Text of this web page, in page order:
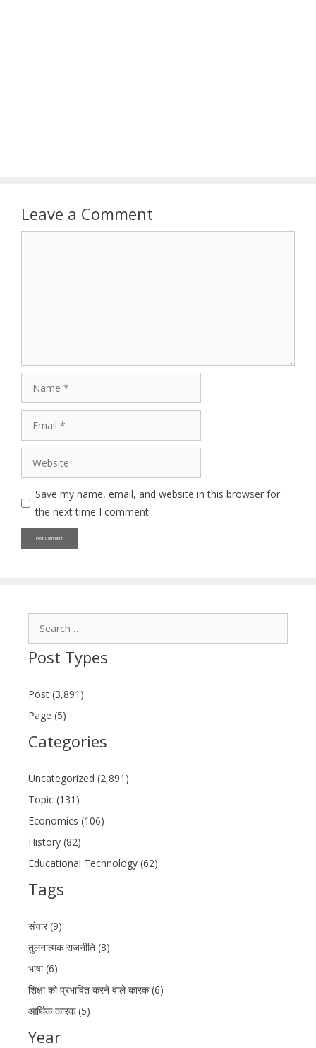
Leave a Comment
Website
Save my name, email, and website in this browser for
the next time I comment.
Post Types
Post (3,891)
Page (5)
Categories
Uncategorized (2,891)
Topic (131)
Economics (106)
History (82)
Educational Technology (62)
Tags
संचार (9)
तुलनात्मक राजनीति (8)
भाषा (6)
शिक्षा को प्रभावित करने वाले कारक (6)
आर्थिक कारक (5)
Year